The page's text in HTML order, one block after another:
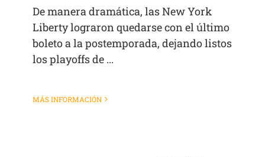
De manera dramática, las New York
Liberty lograron quedarse con el último
boleto a la postemporada, dejando listos
los playoffs de ...
MÁS INFORMACIÓN